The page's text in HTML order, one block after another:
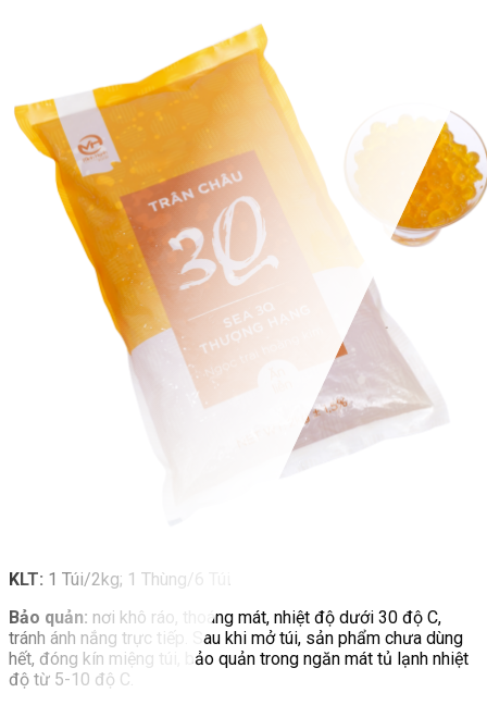
KLT: 1 Túi/2kg; 1 Thùng/6 Túi
Bảo quản: nơi khô ráo, thoáng mát, nhiệt độ dưới 30 độ C,
tránh ánh nắng trực tiếp. Sau khi mở túi, sản phẩm chưa dùng
hết, đóng kín miệng túi, bảo quản trong ngăn mát tủ lạnh nhiệt
độ từ 5-10 độ C.